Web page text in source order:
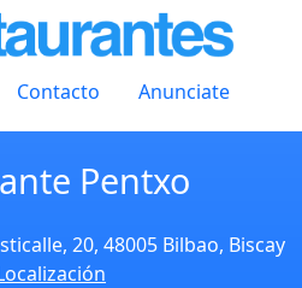
Contacto Anunciate
Pentxo
20, 48005 Bilbao, Biscay